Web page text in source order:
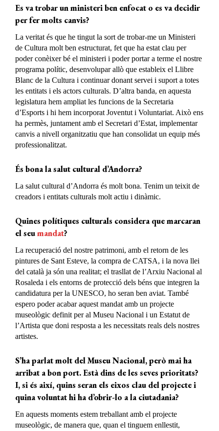
Es va trobar un ministeri ben enfocat o es va decidir
per fer molts canvis?
La veritat és que he tingut la sort de trobar-me un Ministeri
de Cultura molt ben estructurat, fet que ha estat clau per
poder conèixer bé el ministeri i poder portar a terme el nostre
programa polític, desenvolupar allò que estableix el Llibre
Blanc de la Cultura i continuar donant servei i suport a totes
les entitats i els actors culturals. D’altra banda, en aquesta
legislatura hem ampliat les funcions de la Secretaria
d’Esports i hi hem incorporat Joventut i Voluntariat. Això ens
ha permès, juntament amb el Secretari d’Estat, implementar
canvis a nivell organitzatiu que han consolidat un equip més
professionalitzat.
És bona la salut cultural d’Andorra?
La salut cultural d’Andorra és molt bona. Tenim un teixit de
creadors i entitats culturals molt actiu i dinàmic.
Quines polítiques culturals considera que marcaran
el seumandat?
La recuperació del nostre patrimoni, amb el retorn de les
pintures de Sant Esteve, la compra de CATSA, i la nova llei
del català ja són una realitat; el trasllat de l’Arxiu Nacional al
Rosaleda i els entorns de protecció dels béns que integren la
candidatura per la UNESCO, ho seran ben aviat. També
espero poder acabar aquest mandat amb un projecte
museològic definit per al Museu Nacional i un Estatut de
l’Artista que doni resposta a les necessitats reals dels nostres
artistes.
S’ha parlat molt del MuseuNacional, peròmai ha
arribat a bon port. Està dins de les seves prioritats?
I, si és així, quins seran els eixos clau del projecte i
quina voluntat hi ha d’obrir-lo a la ciutadania?
En aquests moments estem treballant amb el projecte
museològic, de manera que, quan el tinguem enllestit,